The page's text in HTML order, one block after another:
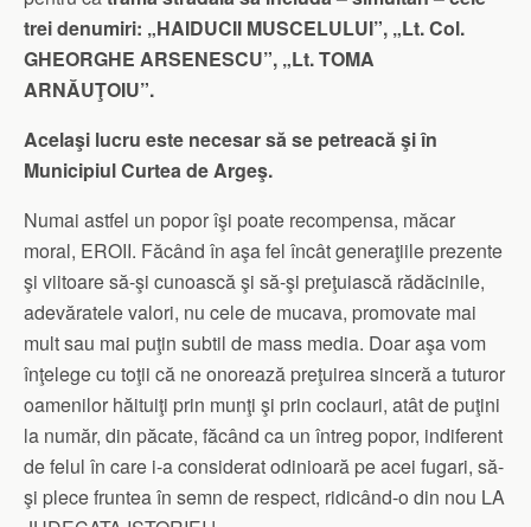
trei denumiri: „HAIDUCII MUSCELULUI”, „Lt. Col.
GHEORGHE ARSENESCU”, „Lt. TOMA
ARNĂUŢOIU”.
Acelaşi lucru este necesar să se petreacă şi în
Municipiul Curtea de Argeş.
Numai astfel un popor îşi poate recompensa, măcar
moral, EROII. Făcând în aşa fel încât generaţiile prezente
şi viitoare să-şi cunoască şi să-şi preţuiască rădăcinile,
adevăratele valori, nu cele de mucava, promovate mai
mult sau mai puţin subtil de mass media. Doar aşa vom
înţelege cu toţii că ne onorează preţuirea sinceră a tuturor
oamenilor hăituiţi prin munţi şi prin coclauri, atât de puţini
la număr, din păcate, făcând ca un întreg popor, indiferent
de felul în care i-a considerat odinioară pe acei fugari, să-
şi plece fruntea în semn de respect, ridicând-o din nou LA